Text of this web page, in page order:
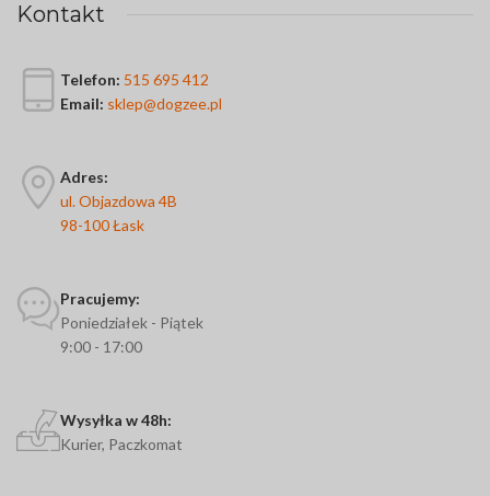
Kontakt
Telefon: 515 695 412
Email: sklep@dogzee.pl
Adres:
ul. Objazdowa 4B
98-100 Łask
Pracujemy:
Poniedziałek - Piątek
9:00 - 17:00
Wysyłka w 48h:
Kurier, Paczkomat